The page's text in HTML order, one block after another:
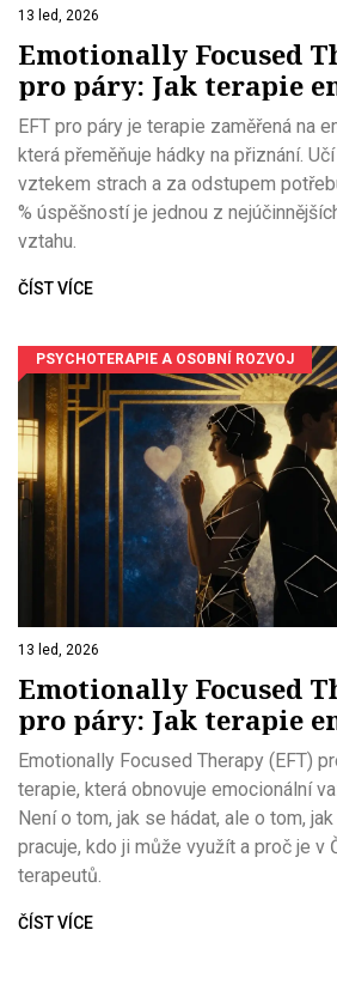
13 led, 2026
Emotionally Focused
pro páry: Jak terapie
vaši vazbu
EFT pro páry je terapie zaměřená na
která přeměňuje hádky na přiznání.
vztekem strach a za odstupem
% úspěšností je jednou z
vztahu.
ČÍST VÍCE
PSYCHOTERAPIE A OSOBNÍ ROZVOJ
13 led, 2026
Emotionally Focused
pro páry: Jak terapie
vazby mezi partnery
Emotionally Focused Therapy (EFT)
terapie, která obnovuje emocionální
Není o tom, jak se hádat, ale o tom,
pracuje, kdo ji může využít a proč je v
terapeutů.
ČÍST VÍCE